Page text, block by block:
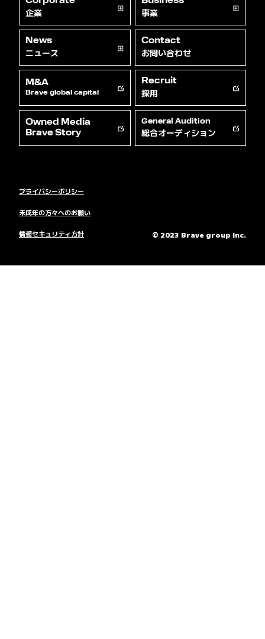
企業 事業
News
ニュース
Contact
お問い合わせ
M&A
Brave global capital
Recruit
採用
Owned Media
Brave Story
General Audition
総合オーディション
© 2023 Brave group Inc.
プライバシーポリシー
未成年の方々へのお願い
情報セキュリティ方針